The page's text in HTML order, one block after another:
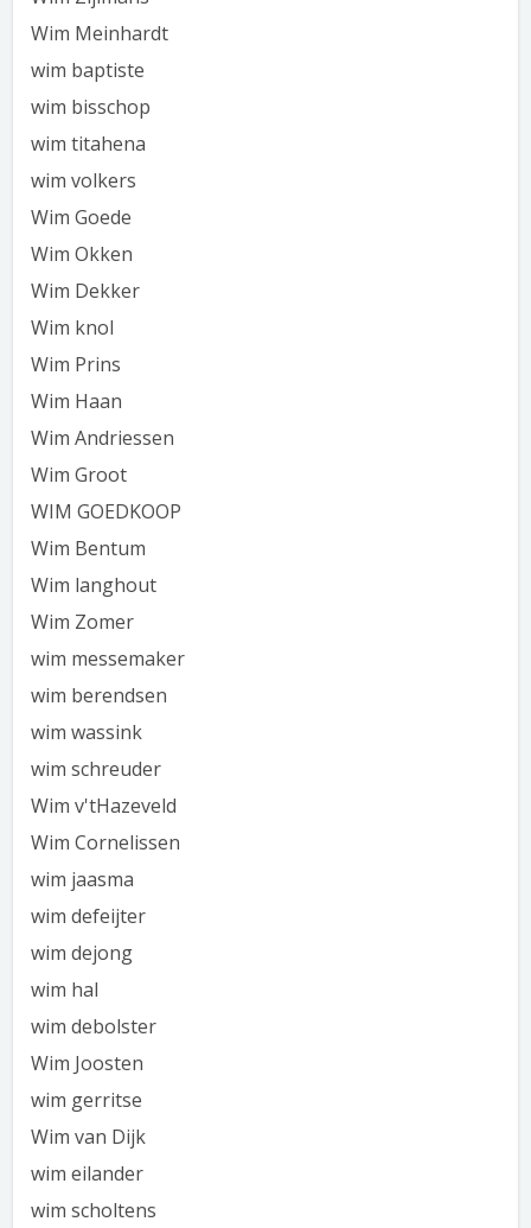
Wim Meinhardt
wim baptiste
wim bisschop
wim titahena
wim volkers
Wim Goede
Wim Okken
Wim Dekker
Wim knol
Wim Prins
Wim Haan
Wim Andriessen
Wim Groot
WIM GOEDKOOP
Wim Bentum
Wim langhout
Wim Zomer
wim messemaker
wim berendsen
wim wassink
wim schreuder
Wim v'tHazeveld
Wim Cornelissen
wim jaasma
wim defeijter
wim dejong
wim hal
wim debolster
Wim Joosten
wim gerritse
Wim van Dijk
wim eilander
wim scholtens